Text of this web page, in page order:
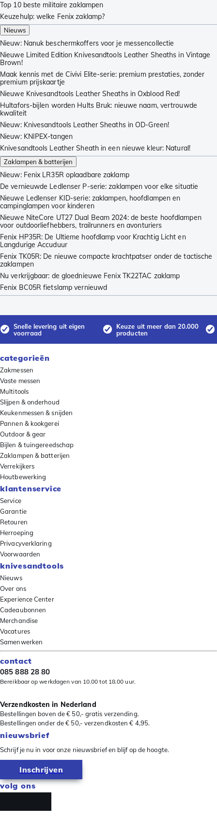
Top 10 beste militaire zaklampen
Keuzehulp: welke Fenix zaklamp?
Nieuws
Nieuw: Nanuk beschermkoffers voor je messencollectie
Nieuwe Limited Edition Knivesandtools Leather Sheaths in Vintage
Brown!
Maak kennis met de Civivi Elite-serie: premium prestaties, zonder
premium prijskaartje
Nieuwe Knivesandtools Leather Sheaths in Oxblood Red!
Hultafors-bijlen worden Hults Bruk: nieuwe naam, vertrouwde
kwaliteit
Nieuw: Knivesandtools Leather Sheaths in OD-Green!
Nieuw: KNIPEX-tangen
Knivesandtools Leather Sheath in een nieuwe kleur: Natural!
Zaklampen & batterijen
Nieuw: Fenix LR35R oplaadbare zaklamp
De vernieuwde Ledlenser P-serie: zaklampen voor elke situatie
Nieuwe Ledlenser KID-serie: zaklampen, hoofdlampen en
campinglampen voor kinderen
Nieuwe NiteCore UT27 Dual Beam 2024: de beste hoofdlampen
voor outdoorliefhebbers, trailrunners en avonturiers
Fenix HP35R: De Ultieme hoofdlamp voor Krachtig Licht en
Langdurige Accuduur
Fenix TK05R: De nieuwe compacte krachtpatser onder de tactische
zaklampen
Nu verkrijgbaar: de gloednieuwe Fenix TK22TAC zaklamp
Fenix BC05R fietslamp vernieuwd
Snelle levering uit eigen
voorraad
Keuze uit meer dan 20.000
producten
categorieën
Zakmessen
Vaste messen
Multitools
Slijpen & onderhoud
Keukenmessen & snijden
Pannen & kookgerei
Outdoor & gear
Bijlen & tuingereedschap
Zaklampen & batterijen
Verrekijkers
Houtbewerking
klantenservice
Service
Garantie
Retouren
Herroeping
Privacyverklaring
Voorwaarden
knivesandtools
Nieuws
Over ons
Experience Center
Cadeaubonnen
Merchandise
Vacatures
Samenwerken
contact
085 888 28 80
Bereikbaar op werkdagen van 10.00 tot 18.00 uur.
Verzendkosten in Nederland
Bestellingen boven de € 50,- gratis verzending.
Bestellingen onder de € 50,- verzendkosten € 4,95.
nieuwsbrief
Schrijf je nu in voor onze nieuwsbrief en blijf op de hoogte.
Inschrijven
volg ons